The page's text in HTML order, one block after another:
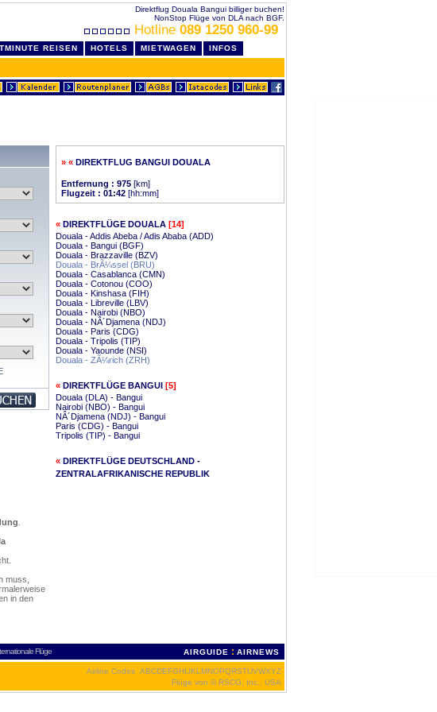
Direktflug Douala Bangui billiger buchen!
NonStop Flüge von DLA nach BGF.
Hotline 089 1250 960-99
REISEN HOTELS MIETWAGEN INFOS
muss,
in den
» « DIREKTFLUG BANGUI DOUALA
Entfernung : 975 [km]
Flugzeit : 01:42 [hh:mm]
« DIREKTFLÜGE DOUALA [14]
Douala - Addis Abeba / Adis Ababa (ADD)
Douala - Bangui (BGF)
Douala - Brazzaville (BZV)
Douala - BrÃ¼ssel (BRU)
Douala - Casablanca (CMN)
Douala - Cotonou (COO)
Douala - Kinshasa (FIH)
Douala - Libreville (LBV)
Douala - Nairobi (NBO)
Douala - NÂ´Djamena (NDJ)
Douala - Paris (CDG)
Douala - Tripolis (TIP)
Douala - Yaounde (NSI)
Douala - ZÃ¼rich (ZRH)
« DIREKTFLÜGE BANGUI [5]
Douala (DLA) - Bangui
Nairobi (NBO) - Bangui
NÂ´Djamena (NDJ) - Bangui
Paris (CDG) - Bangui
Tripolis (TIP) - Bangui
« DIREKTFLÜGE DEUTSCHLAND -
ZENTRALAFRIKANISCHE REPUBLIK
Flüge AIRGUIDE : AIRNEWS
Airline Codes ABCDEFGHIJKL MNOPQRSTUVWXYZ
Flüge von © RSCG, Inc., USA